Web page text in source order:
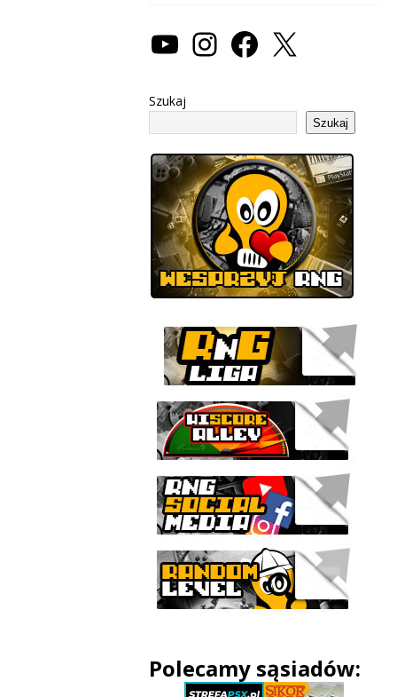
Szukaj
Szukaj
Polecamy sąsiadów: